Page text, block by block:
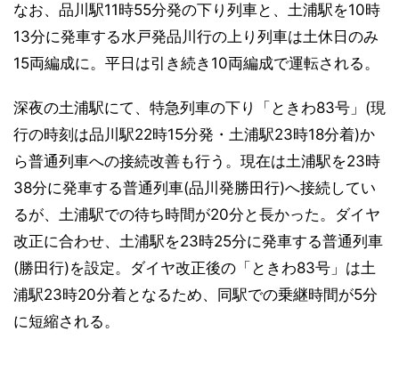
なお、品川駅11時55分発の下り列車と、土浦駅を10時
13分に発車する水戸発品川行の上り列車は土休日のみ
15両編成に。平日は引き続き10両編成で運転される。
深夜の土浦駅にて、特急列車の下り「ときわ83号」(現
行の時刻は品川駅22時15分発・土浦駅23時18分着)か
ら普通列車への接続改善も行う。現在は土浦駅を23時
38分に発車する普通列車(品川発勝田行)へ接続してい
るが、土浦駅での待ち時間が20分と長かった。ダイヤ
改正に合わせ、土浦駅を23時25分に発車する普通列車
(勝田行)を設定。ダイヤ改正後の「ときわ83号」は土
浦駅23時20分着となるため、同駅での乗継時間が5分
に短縮される。